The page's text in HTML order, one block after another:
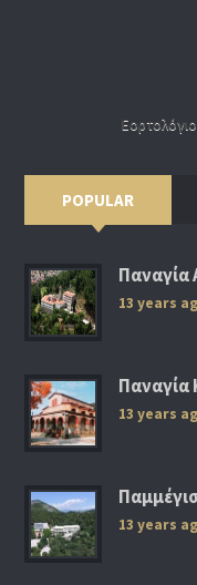
Εορτολόγιο
POPULAR
Παναγία
13 years
Παναγία
13 years
13 years